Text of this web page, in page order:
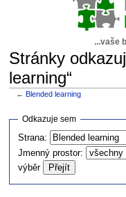
...vaše
Stránky
learning“
← Blended learning
Skočit
navigaci
Skočit
vyhledávání
Odkazuje sem
Strana:
Jmenný prostor:
výběr